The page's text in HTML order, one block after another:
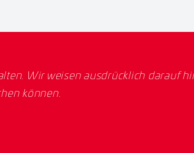
Wir weisen ausdrücklich darauf
können.